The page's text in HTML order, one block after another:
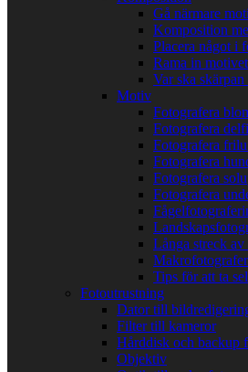
Gå närmare
Komposition
Placera något i
Rama in motivet
Var ska
Motiv
Fotografera
Fotografera
Fotografera
Fotografera
Fotografera
Fotografera
Långa streck
Tips för att ta
Fotoutrustning
Dator till
Filter till kameror
Hårddisk och backup
Objektiv